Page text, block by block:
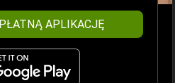
APLIKACJĘ